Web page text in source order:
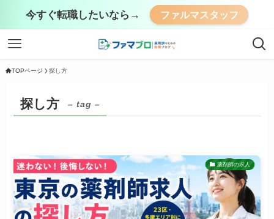
今すぐ転職したいなら→ ファルマスタッフ
TOPページ 探し方
探し方 – tag –
薬剤師の求人